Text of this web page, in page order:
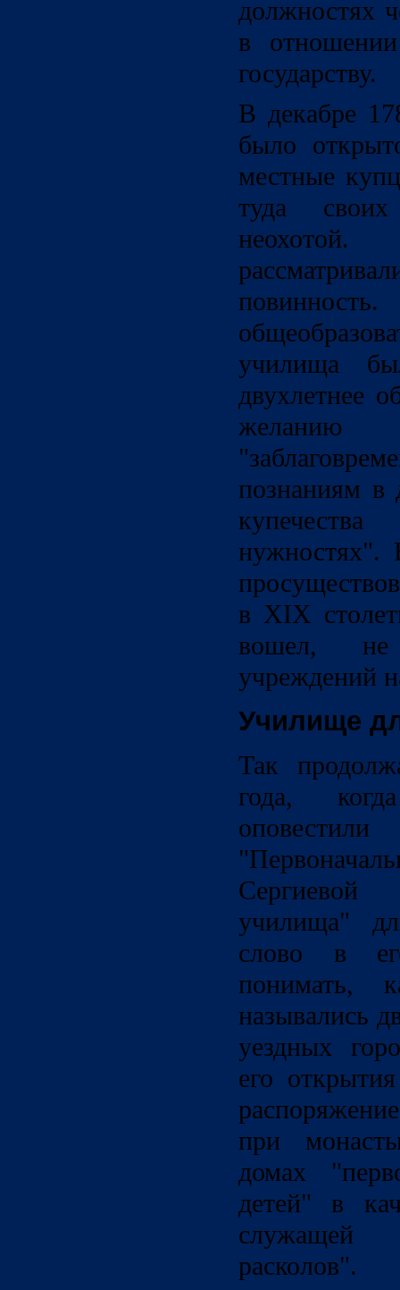
должностях
в
государству.
В декабре
было
местные
туда
училища
двухлетнее
познаниям в
нужностях".
в XIX
вошел, не
учреждений
Училище
Так
года,
училища"
слово в
понимать,
назывались
уездных
его
при
домах
детей" в
расколов".